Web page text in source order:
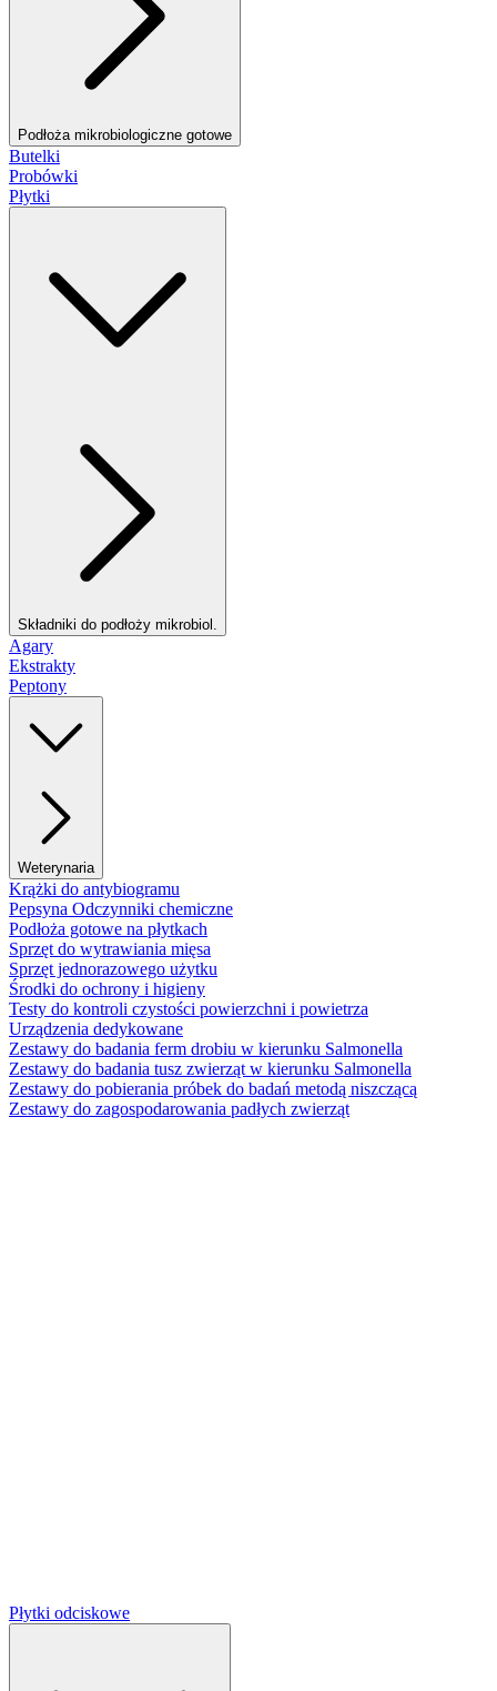
Podłoża mikrobiologiczne gotowe
Butelki
Probówki
Płytki
Składniki do podłoży mikrobiol.
Agary
Ekstrakty
Peptony
Weterynaria
Krążki do antybiogramu
Pepsyna Odczynniki chemiczne
Podłoża gotowe na płytkach
Sprzęt do wytrawiania mięsa
Sprzęt jednorazowego użytku
Środki do ochrony i higieny
Testy do kontroli czystości powierzchni i powietrza
Urządzenia dedykowane
Zestawy do badania ferm drobiu w kierunku Salmonella
Zestawy do badania tusz zwierząt w kierunku Salmonella
Zestawy do pobierania próbek do badań metodą niszczącą
Zestawy do zagospodarowania padłych zwierząt
Płytki odciskowe